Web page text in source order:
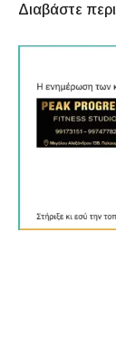
Διαβάστε